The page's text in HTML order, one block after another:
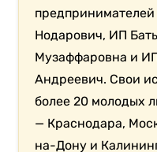
Нодарович, ИП
Музаффаровна и
Андреевич. Свои
более 20 молодых
— Краснодара,
на-Дону и